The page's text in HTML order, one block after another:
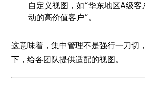
自定义视图，如“华东地区A级
动的高价值客户”。
这意味着，集中管理不是强行一刀切
下，给各团队提供适配的视图。